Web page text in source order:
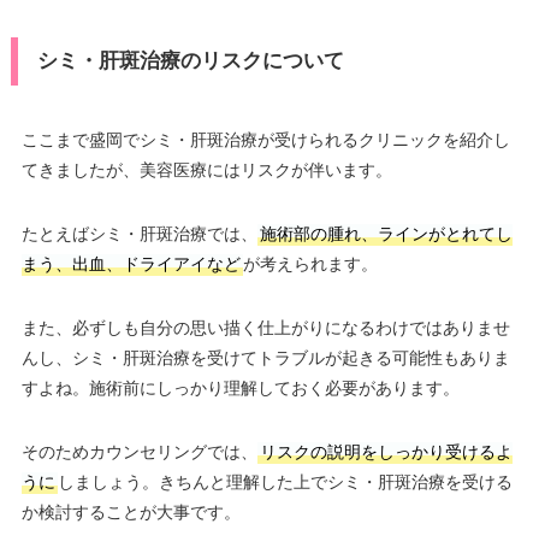
シミ・肝斑治療のリスクについて
ここまで盛岡でシミ・肝斑治療が受けられるクリニックを紹介し
てきましたが、美容医療にはリスクが伴います。
たとえばシミ・肝斑治療では、
施術部の腫れ、ラインがとれてし
まう、出血、ドライアイなどが考えられます。
また、必ずしも自分の思い描く仕上がりになるわけではありませ
んし、シミ・肝斑治療を受けてトラブルが起きる可能性もありま
すよね。施術前にしっかり理解しておく必要があります。
そのためカウンセリングでは、
リスクの説明をしっかり受けるよ
うにしましょう。きちんと理解した上でシミ・肝斑治療を受ける
か検討することが大事です。